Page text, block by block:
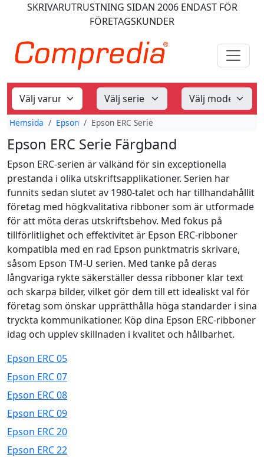
SKRIVARUTRUSTNING SIDAN 2006ENDAST FÖR
FÖRETAGSKUNDER
Hemsida Epson Epson ERC Serie
Epson ERC Serie Färgband
Epson ERC-serien är välkänd för sin exceptionella
prestanda i olika utskriftsapplikationer. Serien har
funnits sedan slutet av 1980-talet och har tillhandahållit
företag med högkvalitativa ribboner som är utformade
för att möta deras utskriftsbehov. Med fokus på
tillförlitlighet och effektivitet är Epson ERC-ribboner
kompatibla med en rad Epson punktmatris skrivare,
såsom Epson TM-U serien. Med tanke på deras
långvariga rykte säkerställer dessa ribboner klar text
och skarpa bilder, vilket gör dem till ett idealiskt val för
företag som önskar upprätthålla höga standarder i sina
tryckta kommunikationer. Köp dina Epson ERC-ribboner
idag och upplev skillnaden i kvalitet och hållbarhet.
Epson ERC 05
Epson ERC 07
Epson ERC 08
Epson ERC 09
Epson ERC 20
Epson ERC 22